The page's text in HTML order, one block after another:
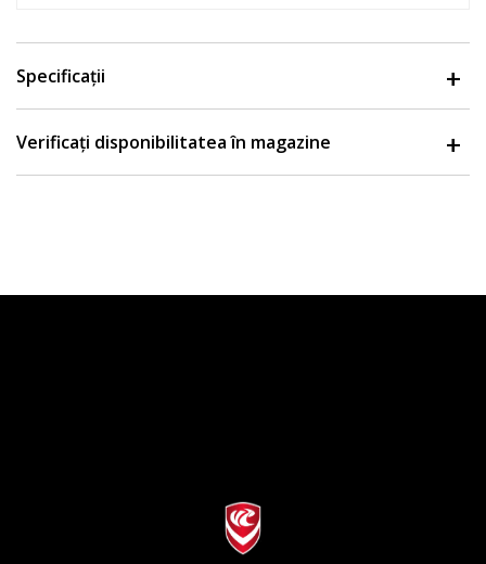
Specificații
Verificați disponibilitatea în magazine